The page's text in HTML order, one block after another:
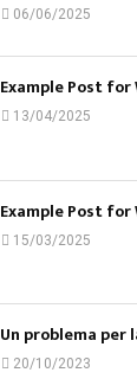
06/06/2025
Example Post for
13/04/2025
Example Post for
15/03/2025
Un problema
20/10/2023